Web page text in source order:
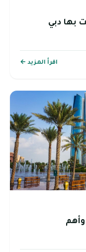
بها دبي
اقرأ المزيد ←